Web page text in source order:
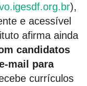
),
e acessível
afirma ainda
candidatos
mail para
currículos